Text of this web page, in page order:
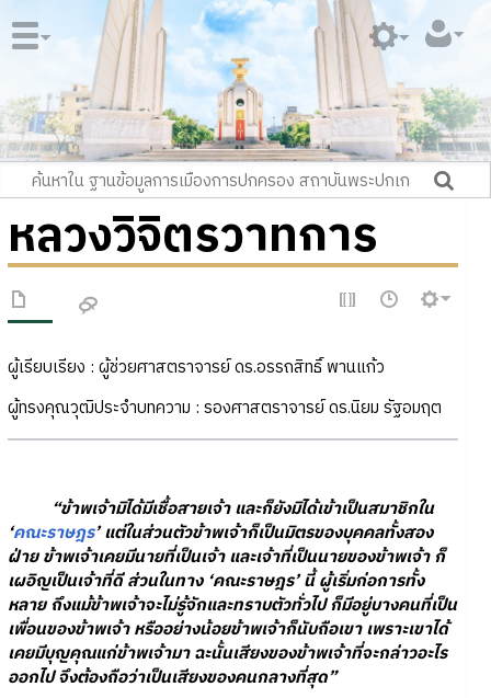
หลวงวิจิตรวาทการ
ผู้เรียบเรียง : ผู้ช่วยศาสตราจารย์ ดร.อรรถสิทธิ์ พานแก้ว
ผู้ทรงคุณวุฒิประจำบทความ : รองศาสตราจารย์ ดร.นิยม รัฐอมฤต
“ข้าพเจ้ามิได้มีเชื้อสายเจ้า และก็ยังมิได้เข้าเป็นสมาชิกใน
‘คณะราษฎร’ แต่ในส่วนตัวข้าพเจ้าก็เป็นมิตรของบุคคลทั้งสอง
ฝ่าย ข้าพเจ้าเคยมีนายที่เป็นเจ้า และเจ้าที่เป็นนายของข้าพเจ้า ก็
เผอิญเป็นเจ้าที่ดี ส่วนในทาง ‘คณะราษฎร’ นี้ ผู้เริ่มก่อการทั้ง
หลาย ถึงแม้ข้าพเจ้าจะไม่รู้จักและทราบตัวทั่วไป ก็มีอยู่บางคนที่เป็น
เพื่อนของข้าพเจ้า หรืออย่างน้อยข้าพเจ้าก็นับถือเขา เพราะเขาได้
เคยมีบุญคุณแก่ข้าพเจ้ามา ฉะนั้นเสียงของข้าพเจ้าที่จะกล่าวอะไร
ออกไป จึงต้องถือว่าเป็นเสียงของคนกลางที่สุด”